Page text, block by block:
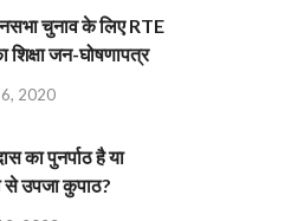
चुनाव के लिए RTE
जन-घोषणापत्र
2020
का पुनर्पाठ है या
से उपजा कुपाठ?